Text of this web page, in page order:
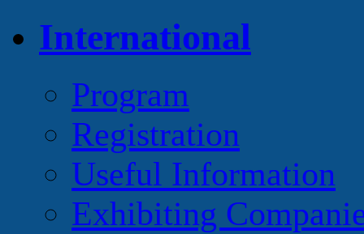
International
Program
Registration
Useful Information
Exhibiting